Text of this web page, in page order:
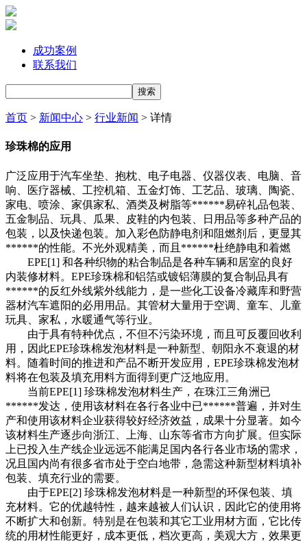
成功案例
联系我们
首页 > 新闻中心 > 行业新闻 > 详情
珍珠棉的应用
广泛应用于汽车坐垫、抱枕、电子电器、仪器仪表、电脑、音
响、医疗器械、工控机箱、五金灯饰、工艺品、玻璃、陶瓷、
家电、喷涂、家俱家私、酒类及树脂等******易碎礼品包装、
五金制品、玩具、瓜果、皮鞋的内包装、日用品等多种产品的
包装，以及快递包装。加入彩色防静电剂和阻燃剂后，更显其
******的性能。不光外观精美，而且******杜绝静电和着燃
EPE[1] 和各种织物的粘合制品是各种车辆和居室的良好
内装修材料。EPE珍珠棉和铝箔或镀铝薄膜的复合制品具有
******的反红外线紫外线能力，是一些化工设备冷藏库和野营
器材汽车遮阳的必用用品。其管材大量用于空调、童车、儿童
玩具、家私，水暖通气等行业。
由于具有特种优点，不但不污染环境，而且可反覆回收利
用，因此EPE珍珠棉发泡材料是一种新型、朝阳永不衰退的材
料。随着时间的推进和产品不断开发应用，EPE珍珠棉发泡材
料将在包装及填充用料方面得到更广泛地应用。
当前EPE[1] 珍珠棉发泡材料生产，在珠江三角洲已
******发达，使用该材料在各行各业中已******普遍，并对生
产和使用该材料企业获得较好经济效益，成果十分显著。如今
该材料生产逐步向浙江、上海、山东等省市方向扩展。但实际
上已投入生产线企业远远不能满足国内各行各业市场的需求，
况且国内尚有很多省市处于空白地带，急需这种新型材料填补
包装、填充行业的需要。
由于EPE[2] 珍珠棉发泡材料是一种新型的环保包装、填
充材料。它的优越特性，越来越被人们认识，因此它的使用将
不断扩大和创新。特别是在包装和其它工业用材方面，它比传
统的用材性能更好，成本更低，档次更高，美观大方，效果更